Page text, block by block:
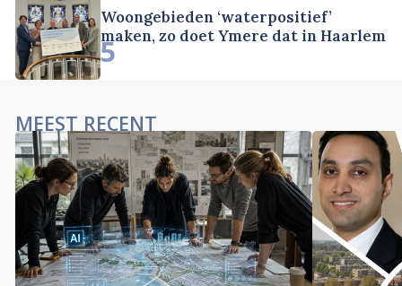
Woongebieden ‘waterpositief’
maken, zo doet Ymere dat in Haarlem
5
MEEST RECENT